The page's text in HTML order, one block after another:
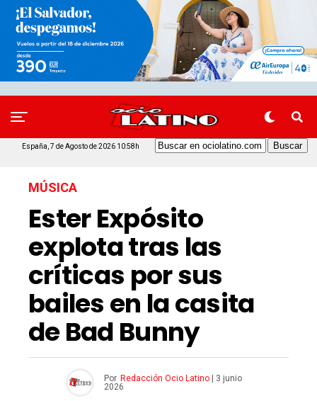
España, 7 de Agosto de 2026 10:58h
MÚSICA
Ester Expósito
explota tras las
críticas por sus
bailes en la casita
de Bad Bunny
Por Redacción Ocio Latino
3 junio
2026